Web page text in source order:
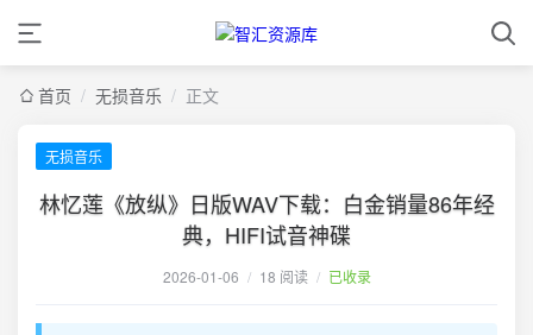
首页 / 无损音乐 / 正文
无损音乐
林忆莲《放纵》日版WAV下载：白金销量86年经
典，HIFI试音神碟
2026-01-06 / 18 阅读 / 已收录